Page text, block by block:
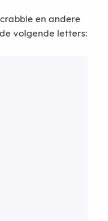
en andere
volgende letters: